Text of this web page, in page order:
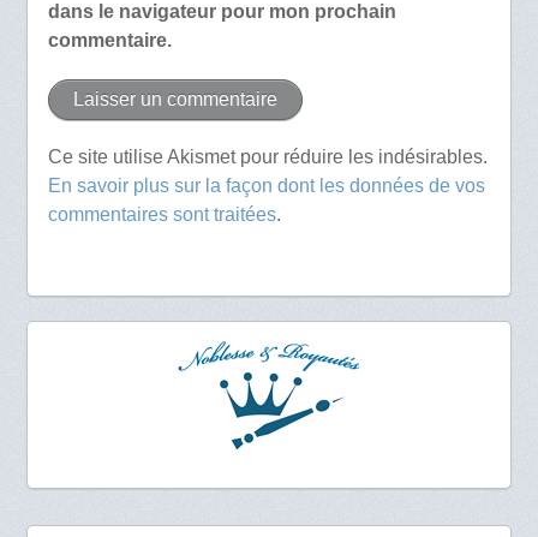
dans le navigateur pour mon prochain
commentaire.
Ce site utilise Akismet pour réduire les indésirables.
En savoir plus sur la façon dont les données de vos
commentaires sont traitées.